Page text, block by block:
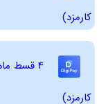
کارمزد)
کارمزد)